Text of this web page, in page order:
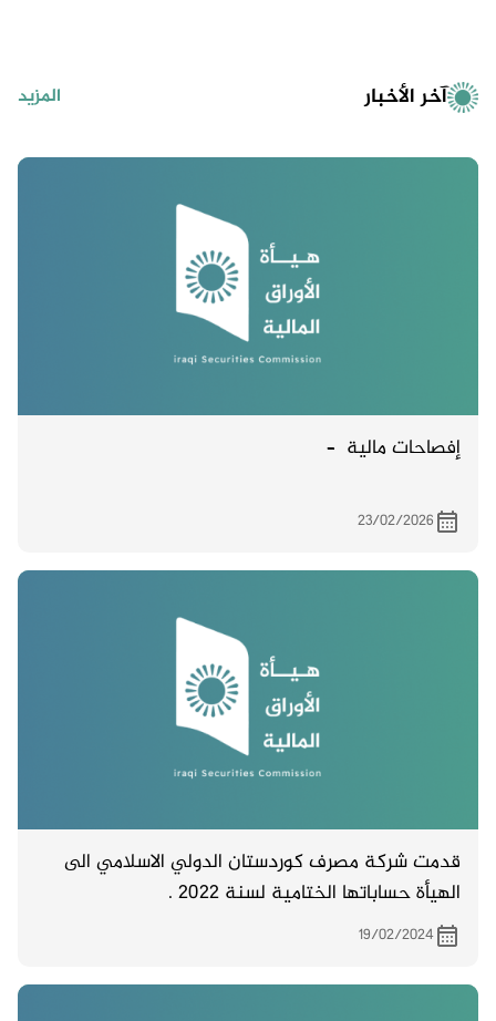
آخر الأخبار المزيد
إفصاحات مالية –
23/02/2026
قدمت شركة مصرف كوردستان الدولي الاسلامي الى
الهيأة حساباتها الختامية لسنة 2022 .
19/02/2024